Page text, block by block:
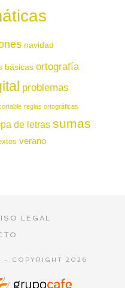
navidad
básicas ortografía
problemas
reglas ortográficas
de letras sumas
verano
LEGAL
- COPYRIGHT 2026